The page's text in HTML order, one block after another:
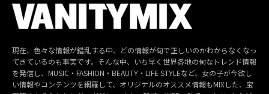
現在、色々な情報が錯乱する中、どの情報が旬で正しいのかわからなくなっ
てきているのも事実です。そんな中、いち早く世界各地の旬なトレンド情報
を発信し、MUSIC・FASHION・BEAUTY・LIFE STYLEなど、女の子が今欲し
い情報やコンテンツを網羅して、オリジナルのオススメ情報もMIXした、宝